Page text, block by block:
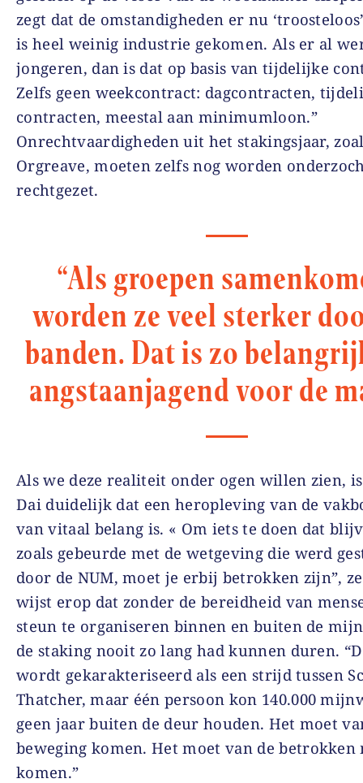
zegt dat de omstandigheden er nu
is heel weinig industrie gekomen. Als er al
jongeren, dan is dat op basis van tijdelijke
Zelfs geen weekcontract: dagcontracten,
contracten, meestal aan minimumloon.”
Onrechtvaardigheden uit het stakingsjaar,
Orgreave, moeten zelfs nog worden
rechtgezet.
“Als groepen
worden ze veel sterker
banden. Dat is zo
angstaanjagend voor de
Als we deze realiteit onder ogen willen zien,
Dai duidelijk dat een heropleving van de
van vitaal belang is. « Om iets te doen dat
zoals gebeurde met de wetgeving die werd
door de NUM, moet je erbij betrokken zijn”,
wijst erop dat zonder de bereidheid van
steun te organiseren binnen en buiten de
de staking nooit zo lang had kunnen duren.
wordt gekarakteriseerd als een strijd tussen
Thatcher, maar één persoon kon 140.000
geen jaar buiten de deur houden. Het moet
beweging komen. Het moet van de betrokken
komen.”